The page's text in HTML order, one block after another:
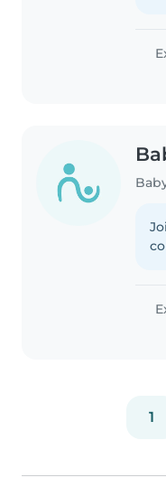
1